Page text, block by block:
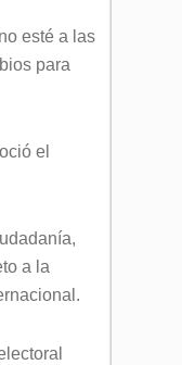
esté a las
para
el
a la